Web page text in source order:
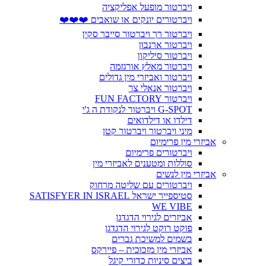
ויברטור מופעל אפליקציה
ויברטורים יונקים או שואבים ❤️❤️❤️
ויברטור רך ויברטור סייבר סקין
ויברטור ארנבון
ויברטור סיליקון
ויברטור מאלץ אורגזמה
ויברטור ואביזרי מין גדולים
ויברטור אנאלי צר
ויברטור FUN FACTORY
G-SPOT ויברטור לנקודת ה ג'י
דילדו או דילדואים
מיני ויברטור ויברטור קטן
אביזרי מין פרימיום
ויברטורים פרימיום
סוללות ומטענים לאביזרי מין
אביזרי מין לנשים
ויברטורים עם שליטה מרחוק
סטיספייר ישראל SATISFYER IN ISRAEL
WE VIBE
אביזרים לגירוי הדגדגן
פוקט רוקט לגירוי הדגדגן
בשמים למשיכת גברים
אביזרי מין מזכוכית – פיירקס
ביצים סיניות כדורי קיגל